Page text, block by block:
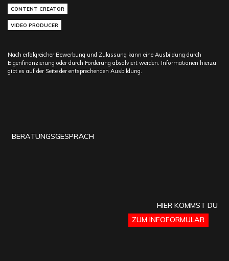
CONTENT CREATOR
VIDEO PRODUCER
Nach erfolgreicher Bewerbung und Zulassung kann eine Ausbildung durch
Eigenfinanzierung oder durch Förderung absolviert werden. Informationen hierzu
gibt es auf der Seite der entsprechenden Ausbildung.
BERATUNGSGESPRÄCH
HIER KOMMST DU
ZUM INFOFORMULAR